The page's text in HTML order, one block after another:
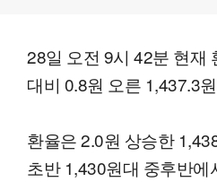
28일 오전 9시 42분 현재
대비 0.8원 오른 1,437.3
환율은 2.0원 상승한
초반 1,430원대 중후반